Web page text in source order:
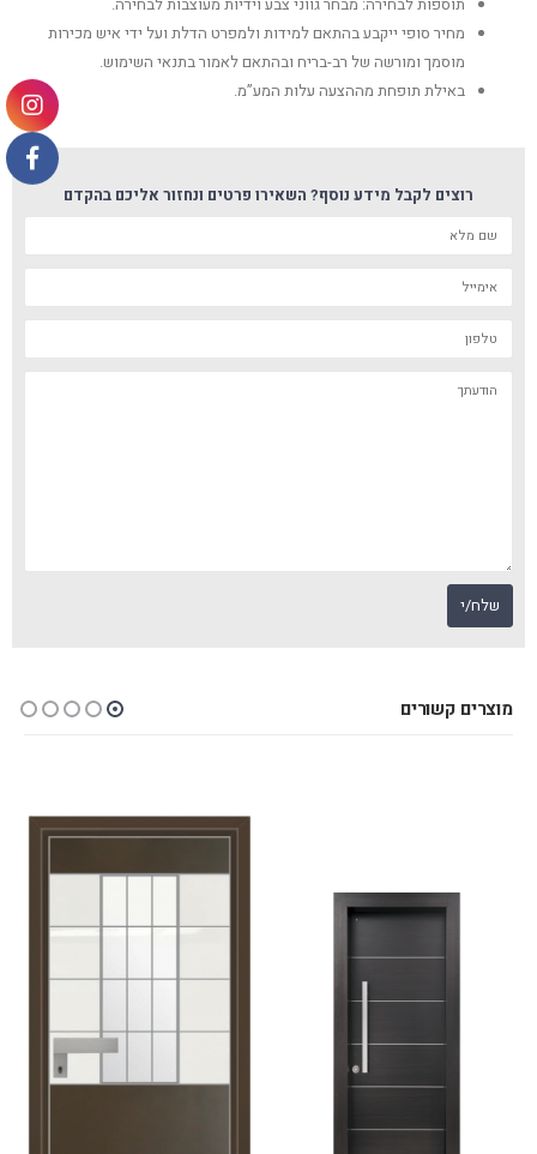
תוספות לבחירה: מבחר גווני צבע וידיות מעוצבות לבחירה.
מחיר סופי ייקבע בהתאם למידות ולמפרט הדלת ועל ידי איש מכירות
מוסמך ומורשה של רב-בריח ובהתאם לאמור בתנאי השימוש.
באילת תופחת מההצעה עלות המע”מ.
רוצים לקבל מידע נוסף? השאירו פרטים ונחזור אליכם בהקדם
מוצרים קשורים